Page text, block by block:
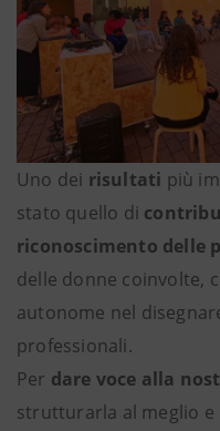
Uno dei risultati più
stato quello di
riconoscimento delle
delle donne coinvolte,
autonome nel
professionali.
Per dare voce alla
strutturarla al meglio